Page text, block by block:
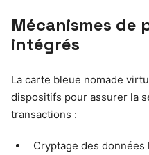
Mécanismes de
intégrés
La carte bleue nomade
dispositifs pour assurer la
transactions :
Cryptage des